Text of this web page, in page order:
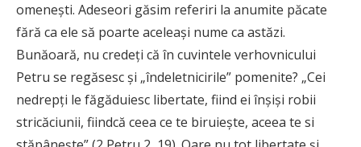
omenești. Adeseori găsim referiri la anumite păcate
fără ca ele să poarte aceleași nume ca astăzi.
Bunăoară, nu credeți că în cuvintele verhovnicului
Petru se regăsesc și „îndeletnicirile” pomenite? „Cei
nedrepți le făgăduiesc libertate, fiind ei înșiși robii
stricăciunii, fiindcă ceea ce te biruiește, aceea te si